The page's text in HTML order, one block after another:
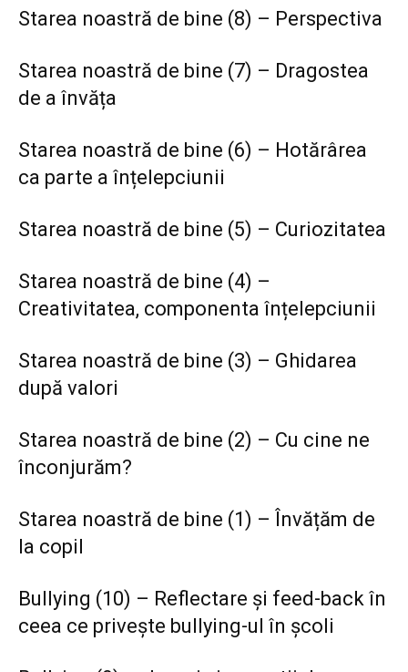
Starea noastră de bine (8) – Perspectiva
Starea noastră de bine (7) – Dragostea
de a învăța
Starea noastră de bine (6) – Hotărârea
ca parte a înțelepciunii
Starea noastră de bine (5) – Curiozitatea
Starea noastră de bine (4) –
Creativitatea, componenta înțelepciunii
Starea noastră de bine (3) – Ghidarea
după valori
Starea noastră de bine (2) – Cu cine ne
înconjurăm?
Starea noastră de bine (1) – Învățăm de
la copil
Bullying (10) – Reflectare și feed-back în
ceea ce privește bullying-ul în școli